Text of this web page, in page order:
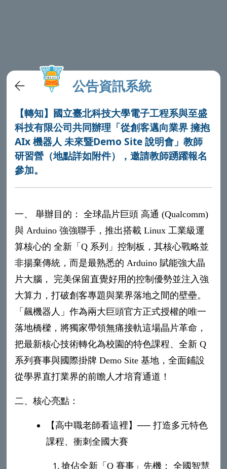
公告資訊系統
【轉知】國立臺北科技大學電子工程系與至盛
科技有限公司共同辦理「從創客邁向業界 擁抱
AIx 機器人 未來暨Demo Site 說明會」教師
研習營（地點詳如附件），邀請教師踴躍報名
參加。
一、 舉辦目的： 全球晶片巨頭 高通 (Qualcomm)
與 Arduino 強強聯手，推出搭載 Linux 工業級運
算核心的 全新「Q 系列」控制板，其核心戰略並
非揚棄傳統，而是最熟悉的 Arduino 賦能強大晶
片大腦， 完美保留直覺好用的控制優勢並注入強
大算力，打破創客專題與業界落地之間的壁壘。
「飆機器人」作為兩大巨頭官方正式授權的唯一
落地橋樑，將獨家帶領無痛接軌這場晶片革命，
把最新核心技術轉化為校園的特色課程、全新 Q
系列賽事與國際掛牌 Demo Site 基地，全面鋪設
從學界直打業界的前瞻人才培育通道！
二、核心亮點：
【高中職老師看這裡】── 打造多元特色
課程、衝刺全國大賽
搶佔全新「Q 賽事」先機： 全國智慧